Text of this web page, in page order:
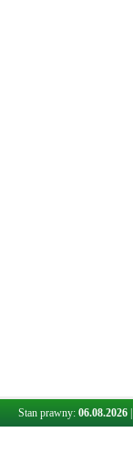
Stan prawny: 06.08.2026